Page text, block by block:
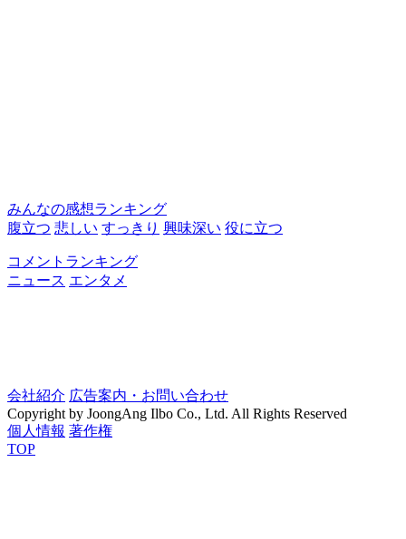
みんなの感想ランキング
腹立つ 悲しい すっきり 興味深い 役に立つ
コメントランキング
ニュース エンタメ
会社紹介 広告案内・お問い合わせ
Copyright by JoongAng Ilbo Co., Ltd. All Rights Reserved
個人情報 著作権
TOP